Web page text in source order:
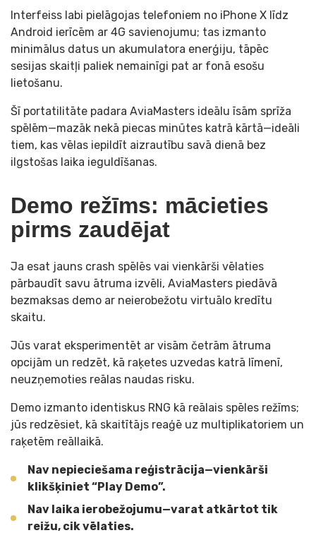
Interfeiss labi pielāgojas telefoniem no iPhone X līdz
Android ierīcēm ar 4G savienojumu; tas izmanto
minimālus datus un akumulatora enerģiju, tāpēc
sesijas skaitļi paliek nemainīgi pat ar fonā esošu
lietošanu.
Šī portatilitāte padara AviaMasters ideālu īsām sprīža
spēlēm—mazāk nekā piecas minūtes katrā kārtā—ideāli
tiem, kas vēlas iepildīt aizrautību savā dienā bez
ilgstošas laika ieguldīšanas.
Demo režīms: mācieties
pirms zaudējat
Ja esat jauns crash spēlēs vai vienkārši vēlaties
pārbaudīt savu ātruma izvēli, AviaMasters piedāvā
bezmaksas demo ar neierobežotu virtuālo kredītu
skaitu.
Jūs varat eksperimentēt ar visām četrām ātruma
opcijām un redzēt, kā raķetes uzvedas katrā līmenī,
neuzņemoties reālas naudas risku.
Demo izmanto identiskus RNG kā reālais spēles režīms;
jūs redzēsiet, kā skaitītājs reaģē uz multiplikatoriem un
raķetēm reāllaikā.
Nav nepieciešama reģistrācija—vienkārši
klikšķiniet “Play Demo”.
Nav laika ierobežojumu—varat atkārtot tik
reižu, cik vēlaties.